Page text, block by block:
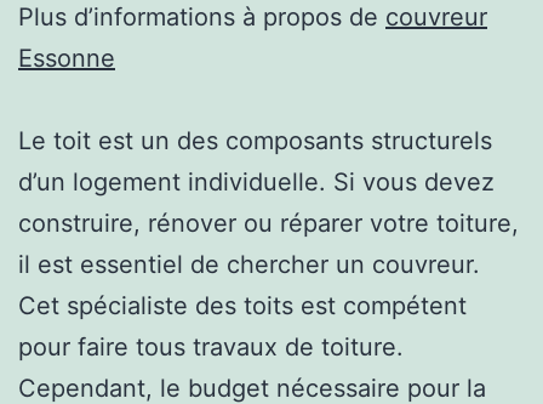
Plus d’informations à propos de couvreur
Essonne
Le toit est un des composants structurels
d’un logement individuelle. Si vous devez
construire, rénover ou réparer votre toiture,
il est essentiel de chercher un couvreur.
Cet spécialiste des toits est compétent
pour faire tous travaux de toiture.
Cependant, le budget nécessaire pour la